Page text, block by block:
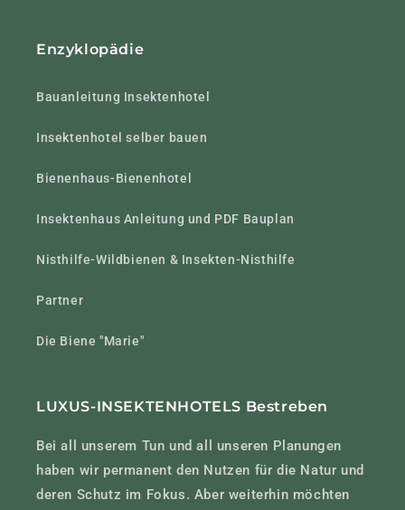
Enzyklopädie
Bauanleitung Insektenhotel
Insektenhotel selber bauen
Bienenhaus-Bienenhotel
Insektenhaus Anleitung und PDF Bauplan
Nisthilfe-Wildbienen & Insekten-Nisthilfe
Partner
Die Biene "Marie"
LUXUS-INSEKTENHOTELS Bestreben
Bei all unserem Tun und all unseren Planungen
haben wir permanent den Nutzen für die Natur und
deren Schutz im Fokus. Aber weiterhin möchten